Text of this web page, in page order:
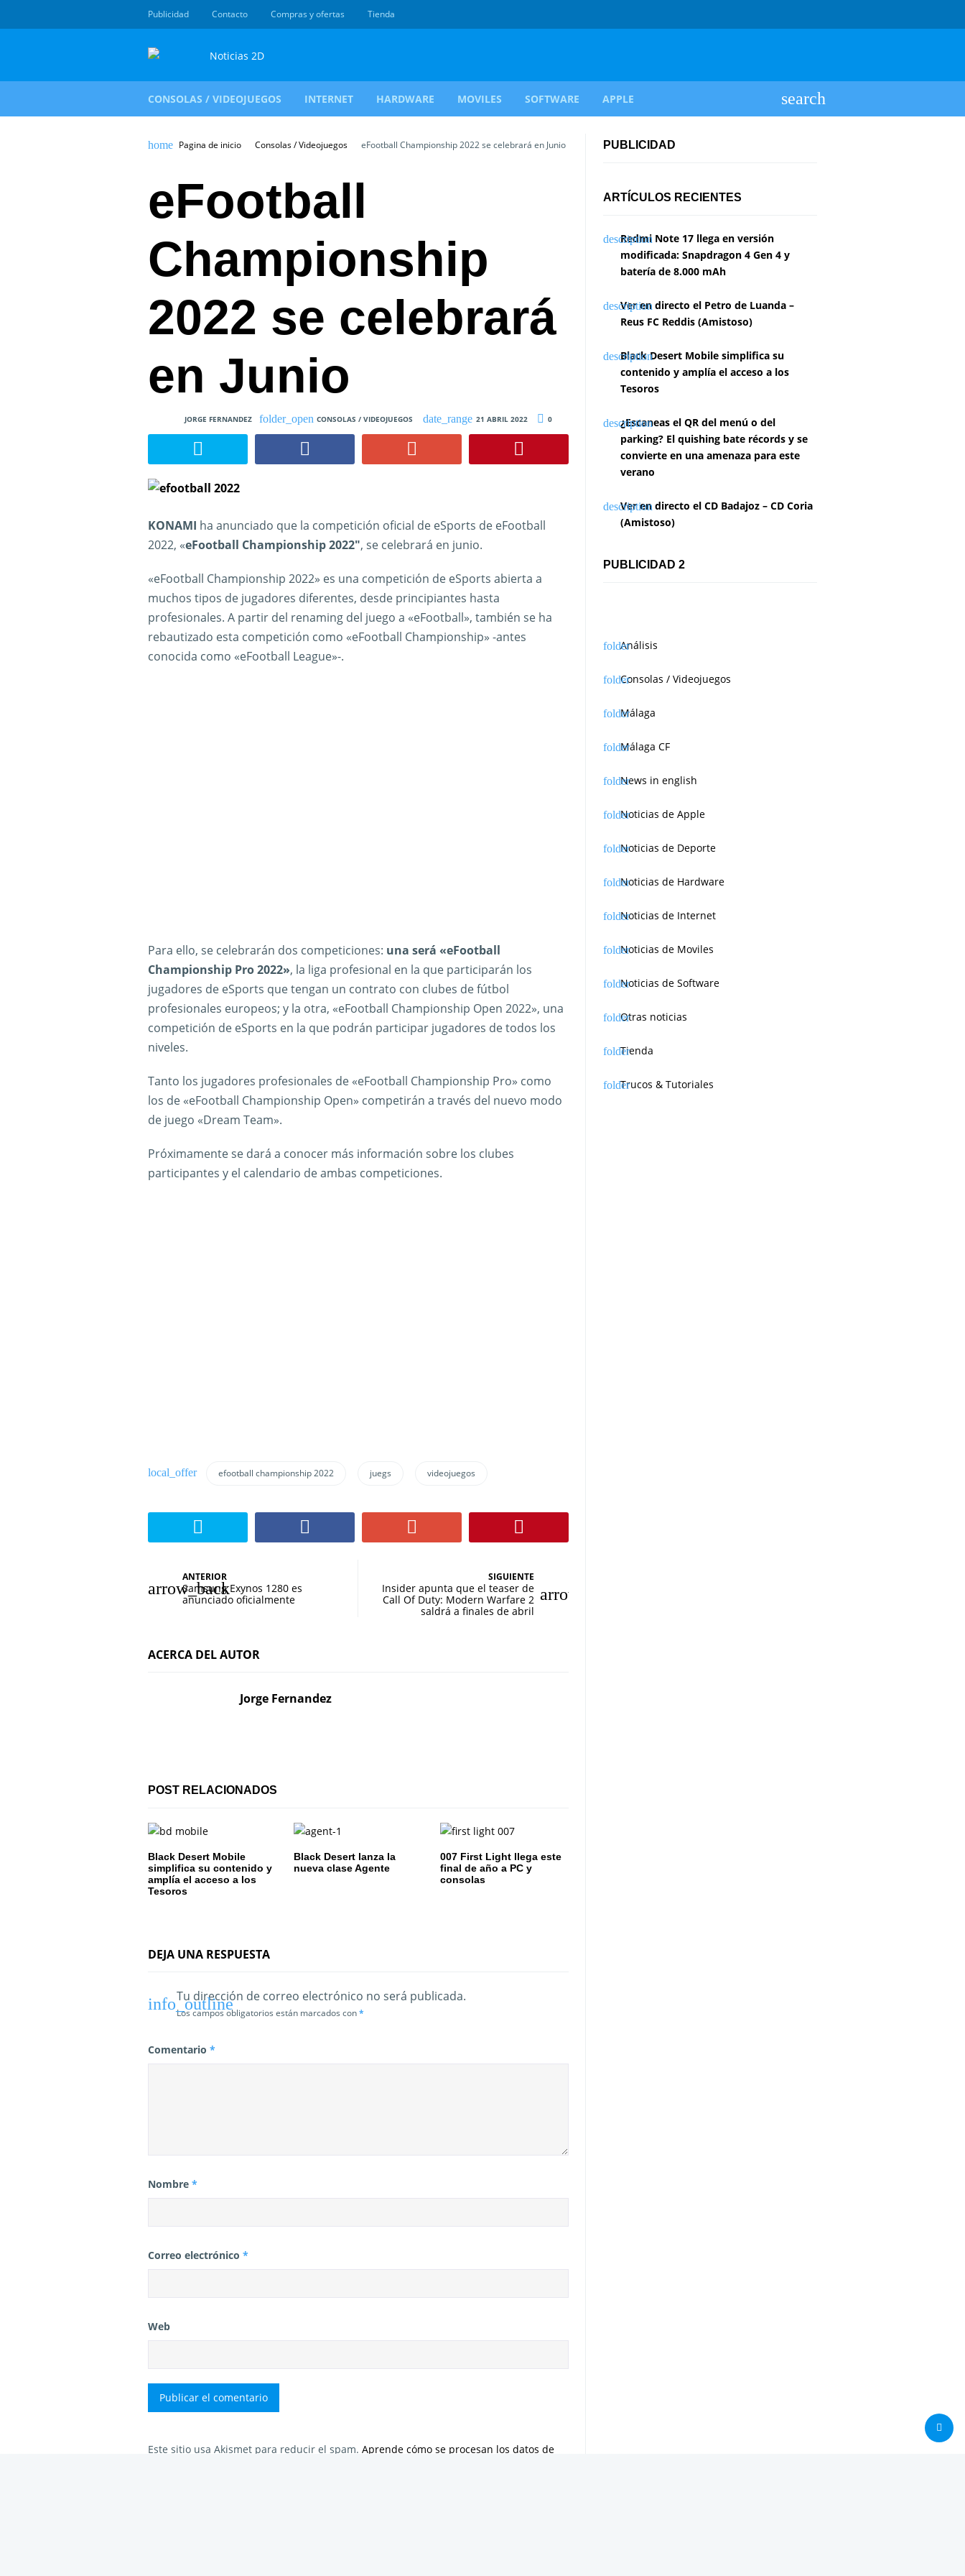
Publicidad Contacto Compras y ofertas Tienda
CONSOLAS / VIDEOJUEGOS INTERNET HARDWARE MOVILES SOFTWARE APPLE
Pagina de inicio Consolas / Videojuegos eFootball Championship 2022 se celebrará en Junio
eFootball
Championship
2022 se celebrará
en Junio
JORGE FERNANDEZ CONSOLAS / VIDEOJUEGOS 21 ABRIL 2022 0
KONAMI ha anunciado que la competición oficial de eSports de eFootball
2022, «eFootball Championship 2022″, se celebrará en junio.
«eFootball Championship 2022» es una competición de eSports abierta a
muchos tipos de jugadores diferentes, desde principiantes hasta
profesionales. A partir del renaming del juego a «eFootball», también se ha
rebautizado esta competición como «eFootball Championship» -antes
conocida como «eFootball League»-.
Para ello, se celebrarán dos competiciones: una será «eFootball
Championship Pro 2022», la liga profesional en la que participarán los
jugadores de eSports que tengan un contrato con clubes de fútbol
profesionales europeos; y la otra, «eFootball Championship Open 2022», una
competición de eSports en la que podrán participar jugadores de todos los
niveles.
Tanto los jugadores profesionales de «eFootball Championship Pro» como
los de «eFootball Championship Open» competirán a través del nuevo modo
de juego «Dream Team».
Próximamente se dará a conocer más información sobre los clubes
participantes y el calendario de ambas competiciones.
efootball championship 2022 juegs videojuegos
a
e
ó
n
d
e
e
t
a
a
ANTERIOR
Samsung Exynos 1280 es
anunciado oficialmente
SIGUIENTE
Insider apunta que el teaser de
Call Of Duty: Modern Warfare 2
saldrá a finales de abril
ACERCA DEL AUTOR
Jorge Fernandez
POST RELACIONADOS
Black Desert Mobile
simplifica su contenido y
amplía el acceso a los
Tesoros
Black Desert lanza la
nueva clase Agente
007 First Light llega este
final de año a PC y
consolas
DEJA UNA RESPUESTA
Tu dirección de correo electrónico no será publicada.
Los campos obligatorios están marcados con*
Comentario *
Nombre *
Correo electrónico *
Web
Este sitio usa Akismet para reducir el spam. Aprende cómo se procesan los datos de
PUBLICIDAD
ARTÍCULOS RECIENTES
Redmi Note 17 llega en versión
modificada: Snapdragon 4 Gen 4 y
batería de 8.000 mAh
Ver en directo el Petro de Luanda –
Reus FC Reddis (Amistoso)
Black Desert Mobile simplifica su
contenido y amplía el acceso a los
Tesoros
¿Escaneas el QR del menú o del
parking? El quishing bate récords y se
convierte en una amenaza para este
verano
Ver en directo el CD Badajoz – CD Coria
(Amistoso)
PUBLICIDAD 2
Análisis
Consolas / Videojuegos
Málaga
Málaga CF
News in english
Noticias de Apple
Noticias de Deporte
Noticias de Hardware
Noticias de Internet
Noticias de Moviles
Noticias de Software
Otras noticias
Tienda
Trucos & Tutoriales